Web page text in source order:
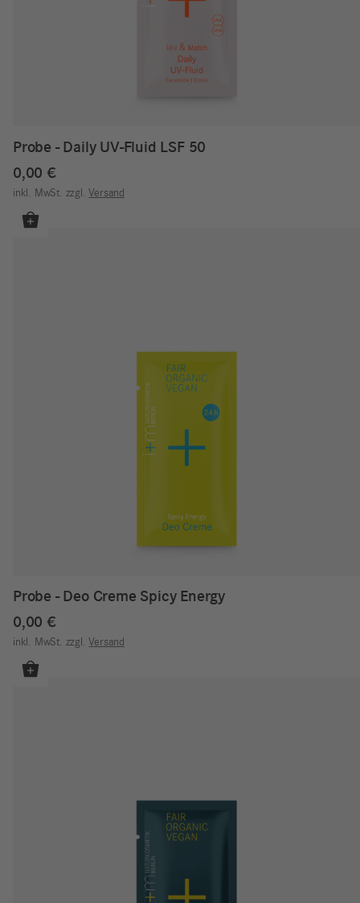
Probe - Daily UV-Fluid LSF 50
0,00 €
inkl. MwSt. zzgl. Versand
Probe - Deo Creme Spicy Energy
0,00 €
inkl. MwSt. zzgl. Versand